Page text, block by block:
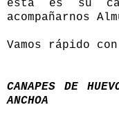
esta es su
acompañarnos
Vamos rápido
CANAPES DE
ANCHOA